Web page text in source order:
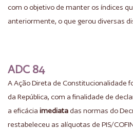
com o objetivo de manter os índices
anteriormente, o que gerou diversas
ADC 84
A Ação Direta de Constitucionalidade
da República, com a finalidade de
a eficácia imediata das normas do
restabeleceu as alíquotas de PIS/